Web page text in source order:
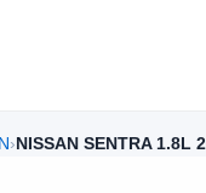
› NISSAN SENTRA 1.8L